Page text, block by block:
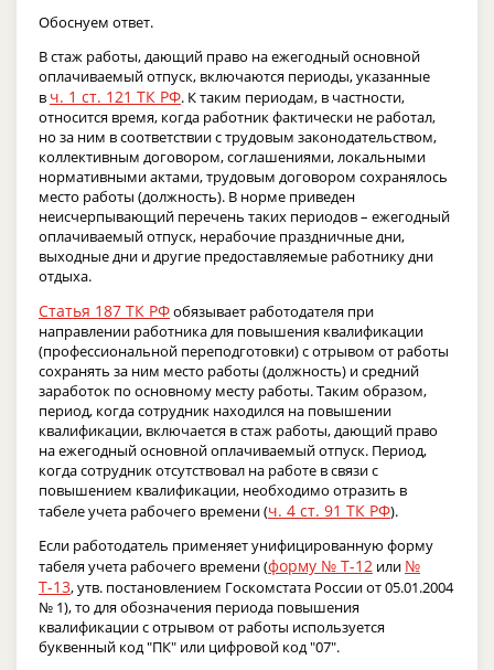
Обоснуем ответ.
В стаж работы, дающий право на ежегодный основной
оплачиваемый отпуск, включаются периоды, указанные
в ч. 1 ст. 121 ТК РФ. К таким периодам, в частности,
относится время, когда работник фактически не работал,
но за ним в соответствии с трудовым законодательством,
коллективным договором, соглашениями, локальными
нормативными актами, трудовым договором сохранялось
место работы (должность). В норме приведен
неисчерпывающий перечень таких периодов – ежегодный
оплачиваемый отпуск, нерабочие праздничные дни,
выходные дни и другие предоставляемые работнику дни
отдыха.
Статья 187 ТК РФобязывает работодателя при
направлении работника для повышения квалификации
(профессиональной переподготовки) с отрывом от работы
сохранять за ним место работы (должность) и средний
заработок по основному месту работы. Таким образом,
период, когда сотрудник находился на повышении
квалификации, включается в стаж работы, дающий право
на ежегодный основной оплачиваемый отпуск. Период,
когда сотрудник отсутствовал на работе в связи с
повышением квалификации, необходимо отразить в
табеле учета рабочего времени (ч. 4 ст. 91 ТК РФ).
Если работодатель применяет унифицированную форму
табеля учета рабочего времени (форму № Т-12 или №
Т-13, утв. постановлением Госкомстата России от 05.01.2004
№ 1), то для обозначения периода повышения
квалификации с отрывом от работы используется
буквенный код "ПК" или цифровой код "07".